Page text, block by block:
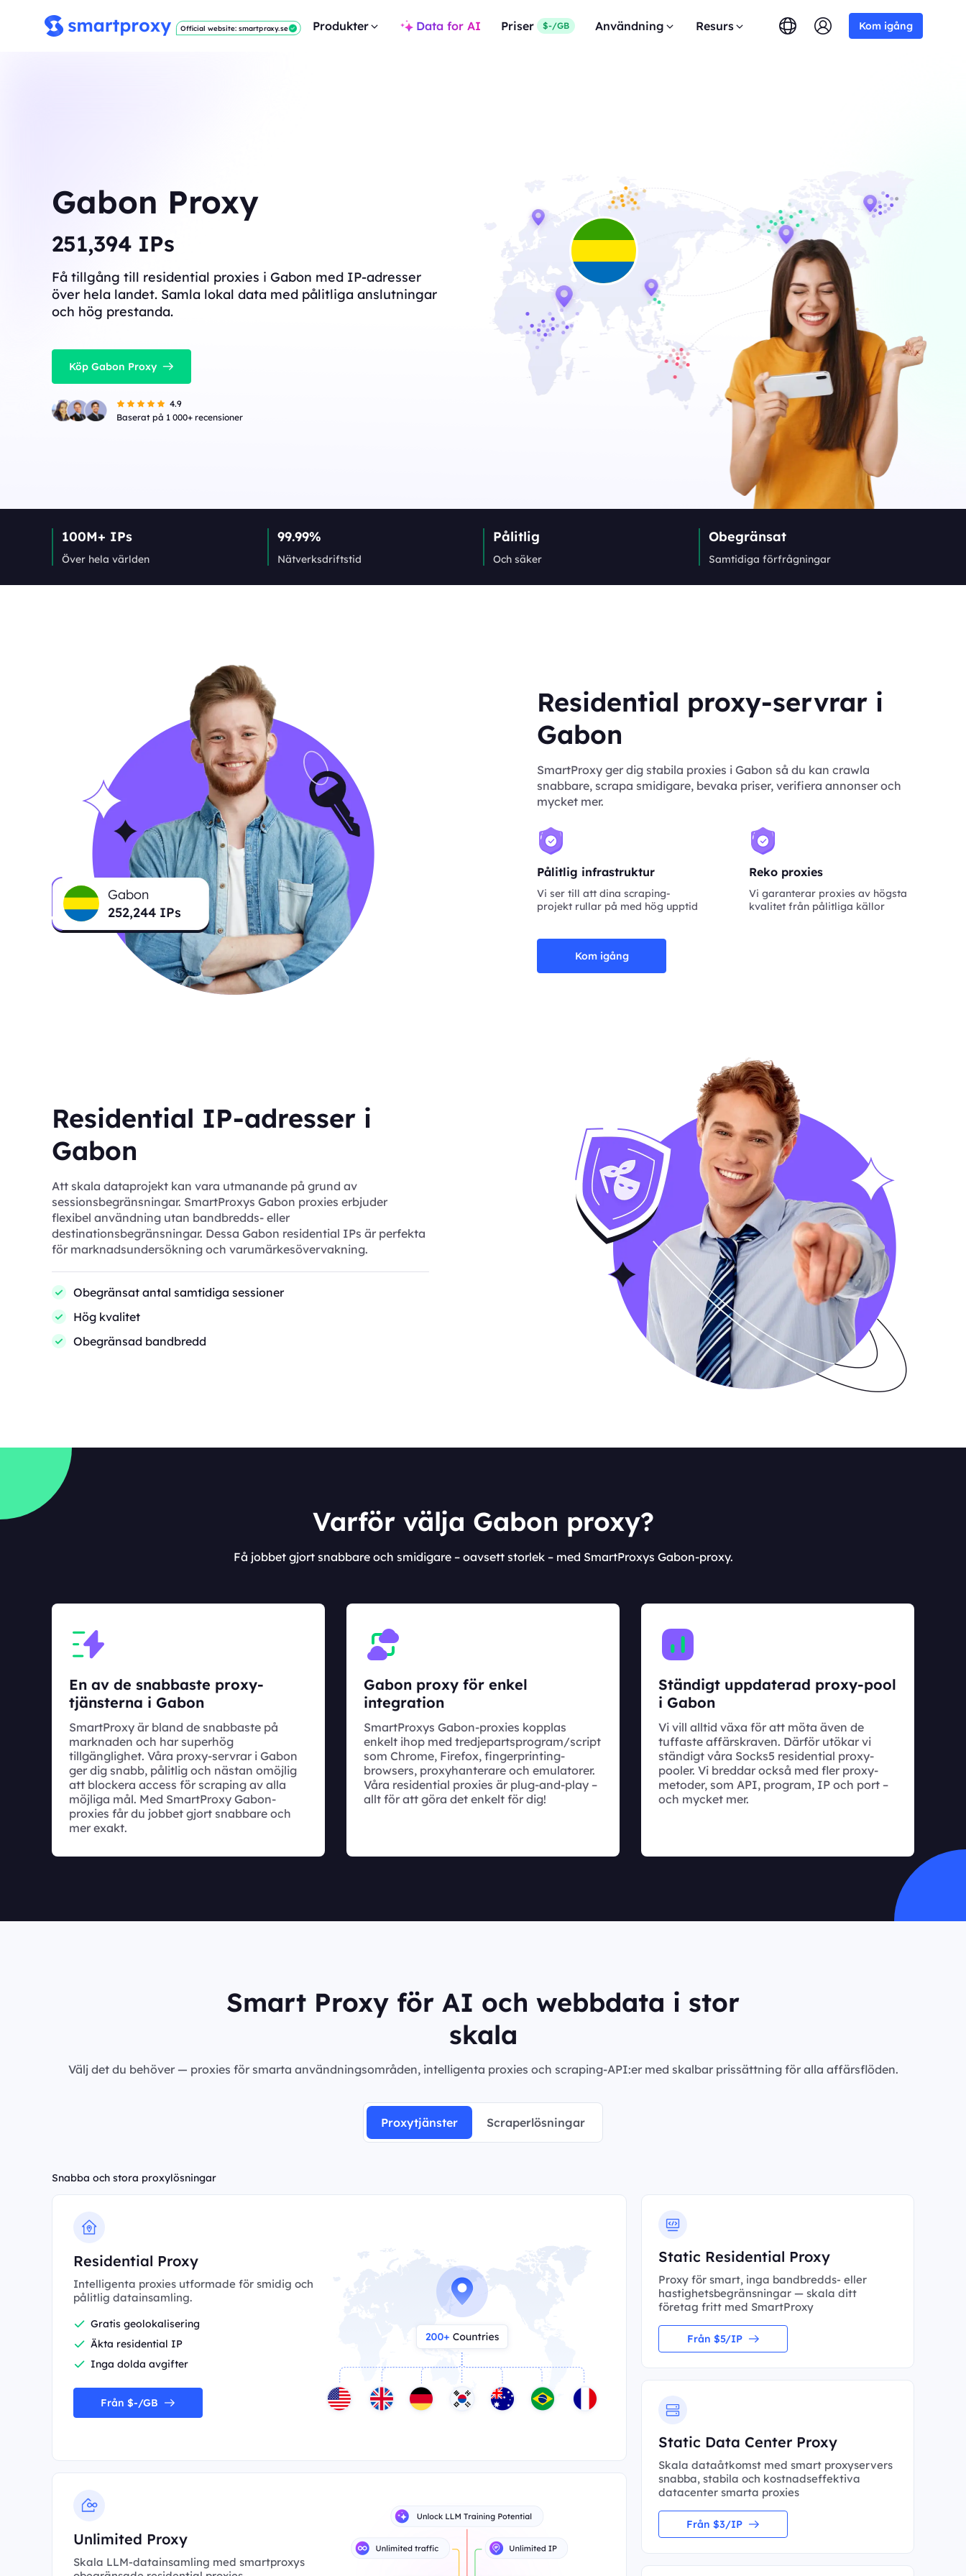
Official website: smartproxy.se Produkter Data for AI Priser $-/GB Användning Resurs Kom igång
Gabon Proxy
252,983IPs
Få tillgång till residential proxies i Gabon med IP-adresser
över hela landet. Samla lokal data med pålitliga anslutningar
och hög prestanda.
Köp Gabon Proxy
4.9
Baserat på 1 000+ recensioner
100M+ IPs
Över hela världen
99.99%
Nätverks­driftstid
Pålitlig
Och säker
Obegränsat
Samtidiga förfrågningar
Gabon
252,983IPs
Residential proxy-servrar i
Gabon
SmartProxy ger dig stabila proxies i Gabon så du kan crawla
snabbare, scrapa smidigare, bevaka priser, verifiera annonser och
mycket mer.
Pålitlig infrastruktur
Vi ser till att dina scraping-
projekt rullar på med hög upptid
Reko proxies
Vi garanterar proxies av högsta
kvalitet från pålitliga källor
Kom igång
Residential IP-adresser i
Gabon
Att skala dataprojekt kan vara utmanande på grund av
sessionsbegränsningar. SmartProxys Gabon proxies erbjuder
flexibel användning utan bandbredds- eller
destinationsbegränsningar. Dessa Gabon residential IPs är perfekta
för marknadsundersökning och varumärkesövervakning.
Obegränsat antal samtidiga sessioner
Hög kvalitet
Obegränsad bandbredd
Varför välja Gabon proxy?
Få jobbet gjort snabbare och smidigare – oavsett storlek – med SmartProxys Gabon-proxy.
En av de snabbaste proxy-
tjänsterna i Gabon
SmartProxy är bland de snabbaste på
marknaden och har superhög
tillgänglighet. Våra proxy-servrar i Gabon
ger dig snabb, pålitlig och nästan omöjlig
att blockera access för scraping av alla
möjliga mål. Med SmartProxy Gabon-
proxies får du jobbet gjort snabbare och
mer exakt.
Gabon proxy för enkel
integration
SmartProxys Gabon-proxies kopplas
enkelt ihop med tredjepartsprogram/script
som Chrome, Firefox, fingerprinting-
browsers, proxyhanterare och emulatorer.
Våra residential proxies är plug-and-play –
allt för att göra det enkelt för dig!
Ständigt uppdaterad proxy-pool
i Gabon
Vi vill alltid växa för att möta även de
tuffaste affärskraven. Därför utökar vi
ständigt våra Socks5 residential proxy-
pooler. Vi breddar också med fler proxy-
metoder, som API, program, IP och port –
och mycket mer.
Smart Proxy för AI och webbdata i stor
skala
Välj det du behöver — proxies för smarta användningsområden, intelligenta proxies och scraping-API:er med skalbar prissättning för alla affärsflöden.
Proxytjänster Scraperlösningar
Snabba och stora proxylösningar
Residential Proxy
Intelligenta proxies utformade för smidig och
pålitlig datainsamling.
Gratis geolokalisering
Äkta residential IP
Inga dolda avgifter
Från $-/GB
Unlimited Proxy
Skala LLM-datainsamling med smartproxys
Static Residential Proxy
Proxy för smart, inga bandbredds- eller
hastighetsbegränsningar — skala ditt
företag fritt med SmartProxy
Från $5/IP
Static Data Center Proxy
Skala dataåtkomst med smart proxyservers
snabba, stabila och kostnadseffektiva
datacenter smarta proxies
Från $3/IP